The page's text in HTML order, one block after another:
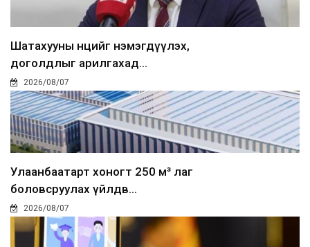
Шатахууны нөөцийг нэмэгдүүлэх,
доголдлыг арилгахад...
2026/08/07
Улаанбаатарт хоногт 250 м³ лаг
боловсруулах үйлдв...
2026/08/07